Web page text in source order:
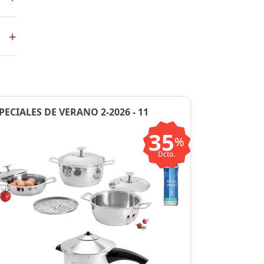
+
DE VERANO 2-2026 - 11
35%
Dcto.